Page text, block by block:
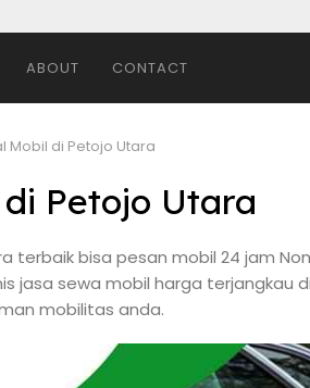
ABOUT CONTACT
Mobil di Petojo Utara
Petojo Utara
terbaik bisa pesan mobil 24 jam
jasa sewa mobil harga terjangkau
mobilitas anda.